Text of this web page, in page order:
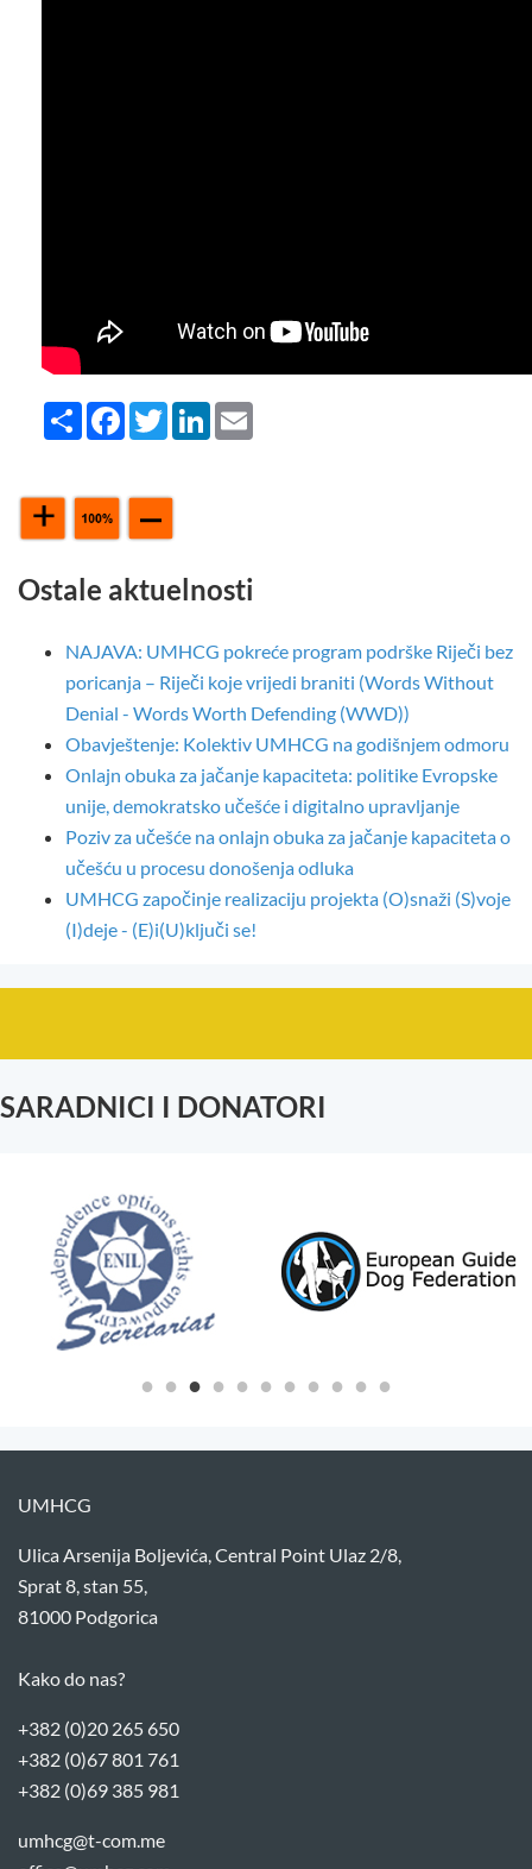
Share FacebookTwitterLinkedIn
Ostale aktuelnosti
NAJAVA: UMHCG pokreće program podrške Riječi bez
poricanja – Riječi koje vrijedi braniti (Words Without
Denial - Words Worth Defending (WWD))
Obavještenje: Kolektiv UMHCG na godišnjem odmoru
Onlajn obuka za jačanje kapaciteta: politike Evropske
unije, demokratsko učešće i digitalno upravljanje
Poziv za učešće na onlajn obuka za jačanje kapaciteta o
učešću u procesu donošenja odluka
UMHCG započinje realizaciju projekta (O)snaži (S)voje
(I)deje - (E)i(U)ključi se!
SARADNICI I DONATORI
UMHCG
Ulica Arsenija Boljevića, Central Point Ulaz 2/8,
Sprat 8, stan 55,
81000 Podgorica
Kako do nas?
+382 (0)20 265 650
+382 (0)67 801 761
+382 (0)69 385 981
umhcg@t-com.me